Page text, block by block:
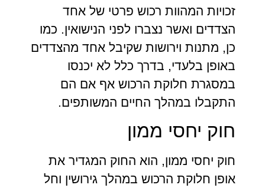
זכויות המהוות רכוש פרטי של אחד
הצדדים ואשר נצברו לפני הנישואין. כמו
כן, מתנות וירושות שקיבל אחד מהצדדים
באופן בלעדי, בדרך כלל לא יכנסו
במסגרת חלוקת הרכוש אף אם הם
התקבלו במהלך החיים המשותפים.
חוק יחסי ממון
חוק יחסי ממון, הוא החוק המגדיר את
אופן חלוקת הרכוש במהלך גירושין וחל